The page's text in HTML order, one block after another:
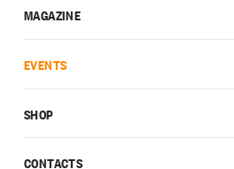
CONTACTS
MAGAZINE
EVENTS
SHOP